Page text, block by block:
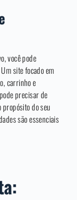
você pode
site focado em
carrinho e
precisar de
do seu
são essenciais